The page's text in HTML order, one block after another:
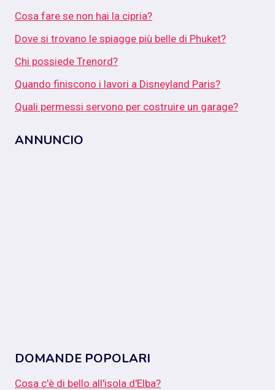
Cosa fare se non hai la cipria?
Dove si trovano le spiagge più belle di Phuket?
Chi possiede Trenord?
Quando finiscono i lavori a Disneyland Paris?
Quali permessi servono per costruire un garage?
ANNUNCIO
DOMANDE POPOLARI
Cosa c'è di bello all'isola d'Elba?